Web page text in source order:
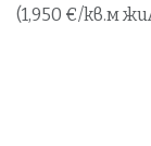
(1,950 €/кв.м